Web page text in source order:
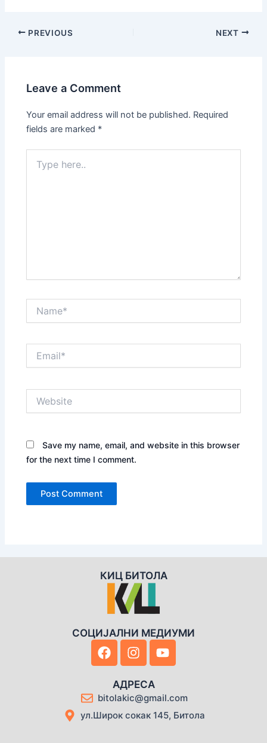
PREVIOUS NEXT
Leave a Comment
Your email address will not be published. Required
fields are marked *
here..
Save my name, email, and website in this browser
for the next time I comment.
КИЦ БИТОЛА
СОЦИЈАЛНИ МЕДИУМИ
F
a
b
o
o
I
n
t
a
g
Y
o
u
b
e
АДРЕСА
bitolakic@gmail.com
ул.Широк сокак 145, Битола